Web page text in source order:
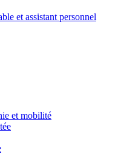
et assistant personnel
et mobilité